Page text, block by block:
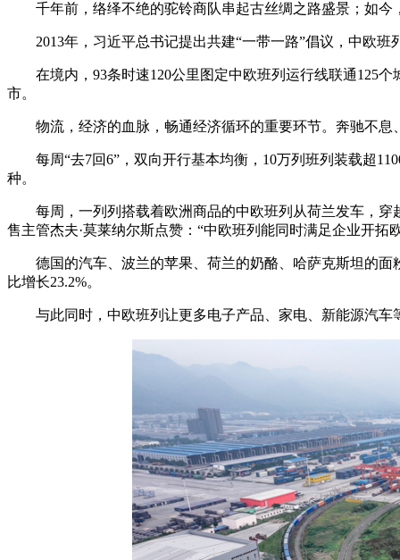
千年前，络绎不绝的驼铃商队串起古丝绸之路盛景；如
2013年，习近平总书记提出共建“一带一路”倡议，中欧
在境内，93条时速120公里图定中欧班列运行线联通125
市。
物流，经济的血脉，畅通经济循环的重要环节。奔驰不
每周“去7回6”，双向开行基本均衡，10万列班列装载超
种。
每周，一列列搭载着欧洲商品的中欧班列从荷兰发车，
售主管杰夫·莫莱纳尔斯点赞：“中欧班列能同时满足企业开拓
德国的汽车、波兰的苹果、荷兰的奶酪、哈萨克斯坦的
比增长23.2%。
与此同时，中欧班列让更多电子产品、家电、新能源汽